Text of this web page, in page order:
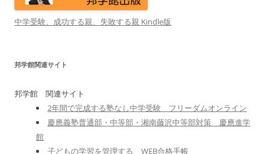
中学受験、成功する親、失敗する親 Kindle版
邦学館関連サイト
邦学館 関連サイト
2年間で完成する塾なし中学受験 フリーダムオンライン
慶應義塾普通部・中等部・湘南藤沢中等部対策 慶應進学
館
子どもの学習を管理する WEB合格手帳